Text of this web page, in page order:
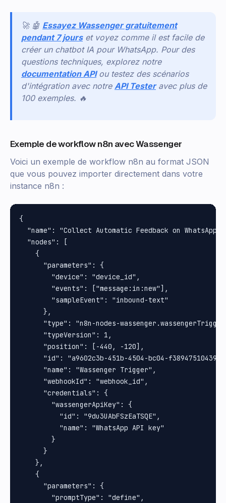
🚀 🤖 Essayez Wassenger gratuitement
pendant 7 jours et voyez comme il est facile de
créer un chatbot IA pour WhatsApp. Pour des
questions techniques, explorez notre
documentation API ou testez des scénarios
d'intégration avec notre API Tester avec plus de
100 exemples. 🔥
Exemple de workflow n8n avec Wassenger
Voici un exemple de workflow n8n au format JSON
que vous pouvez importer directement dans votre
instance n8n :
{
  "name": "Collect Automatic Feedback on WhatsApp",
  "nodes": [
    {
      "parameters": {
        "device": "device_id",
        "events": ["message:in:new"],
        "sampleEvent": "inbound-text"
      },
"type": "n8n-nodes-
      "typeVersion": 1,
      "position": [-440, -120],
      "id": "a9602c3b-451b-4504-bc04-f38947510439",
      "name": "Wassenger Trigger",
      "webhookId": "webhook_id",
      "credentials": {
        "wassengerApiKey": {
          "id": "9du3UAbFSzEaTSQE",
          "name": "WhatsApp API key"
        }
      }
    },
    {
      "parameters": {
        "promptType": "define",